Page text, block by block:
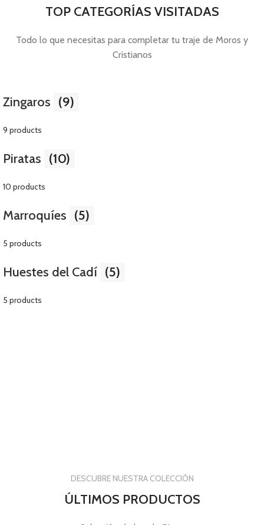
TOP CATEGORÍAS VISITADAS
Todo lo que necesitas para completar tu traje de Moros y
Cristianos
Zingaros (9)
9 products
Piratas (10)
10 products
Marroquíes (5)
5 products
Huestes del Cadí (5)
5 products
DESCUBRE NUESTRA COLECCIÓN
ÚLTIMOS PRODUCTOS